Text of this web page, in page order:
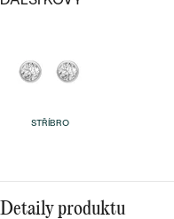
Wave
NA MÍRU
DIAMANTY
prsteny
STŘÍBRO
Detaily produktu